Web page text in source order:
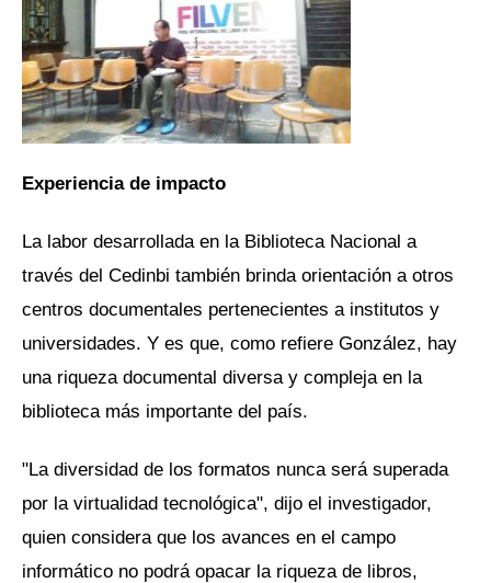
Experiencia de impacto
La labor desarrollada en la Biblioteca Nacional a
través del Cedinbi también brinda orientación a otros
centros documentales pertenecientes a institutos y
universidades. Y es que, como refiere González, hay
una riqueza documental diversa y compleja en la
biblioteca más importante del país.
"La diversidad de los formatos nunca será superada
por la virtualidad tecnológica", dijo el investigador,
quien considera que los avances en el campo
informático no podrá opacar la riqueza de libros,